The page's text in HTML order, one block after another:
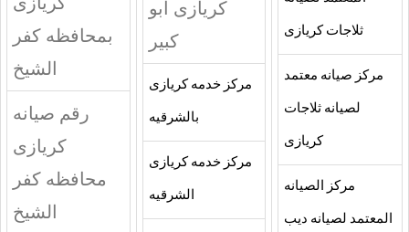
ثلاجات كريازى
مركز صيانه معتمد
لصيانه ثلاجات
كريازى
مركز الصيانه
المعتمد لصيانه ديب
كريازى أبو
كبير
مركز خدمه كريازى
بالشرقيه
مركز خدمه كريازى
الشرقيه
بمحافظه كفر
الشيخ
رقم صيانه
كريازى
محافظه كفر
الشيخ